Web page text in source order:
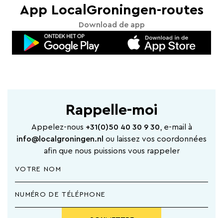
App LocalGroningen-routes
Download de app
Rappelle-moi
Appelez-nous +31(0)50 40 30 9 30 , e-mail à
info@localgroningen.nl ou laissez vos coordonnées
afin que nous puissions vous rappeler